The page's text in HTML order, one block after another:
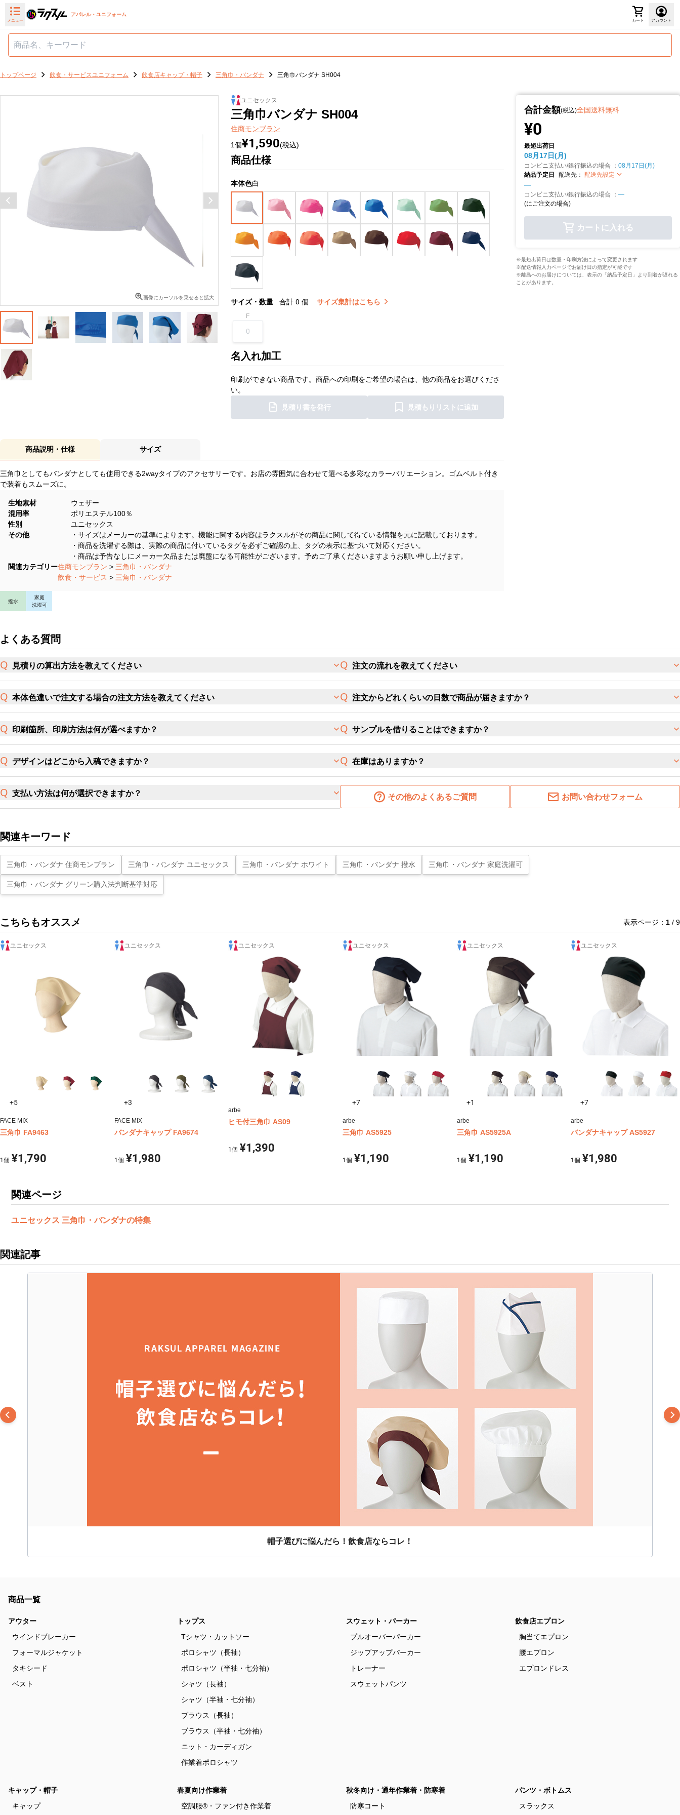
メニュー
アパレル・ユニフォーム
カート アカウント
トップページ 飲食・サービスユニフォーム 飲食店キャップ・帽子 三角巾・バンダナ 三角巾バンダナ SH004
画像にカーソルを乗せると拡大
ユニセックス
三角巾バンダナ SH004
住商モンブラン
1個¥1,590(税込)
商品仕様
本体色白
サイズ・数量 合計 0 個 サイズ集計はこちら
F
名入れ加工
印刷ができない商品です。商品への印刷をご希望の場合は、他の商品をお選びくださ
い。
見積り書を発行 見積もりリストに追加
合計金額(税込)全国送料無料
¥0
最短出荷日
08月17日(月)
コンビニ支払い/銀行振込の場合 ： 08月17日(月)
納品予定日
配送先： 配送先設定
—
コンビニ支払い/銀行振込の場合 ： —
(にご注文の場合)
カートに入れる
※最短出荷日は数量・印刷方法によって変更されます
※配送情報入力ページでお届け日の指定が可能です
※離島へのお届けについては、表示の「納品予定日」より到着が遅れる
ことがあります。
商品説明・仕様 サイズ
三角巾としてもバンダナとしても使用できる2wayタイプのアクセサリーです。お店の雰囲気に合わせて選べる多彩なカラーバリエーション。ゴムベルト付き
で装着もスムーズに。
撥水
家庭
洗濯可
生地素材
ウェザー
混用率
ポリエステル100％
性別
ユニセックス
その他
・サイズはメーカーの基準によります。機能に関する内容はラクスルがその商品に関して得ている情報を元に記載しております。
・商品を洗濯する際は、実際の商品に付いているタグを必ずご確認の上、タグの表示に基づいて対応ください。
・商品は予告なしにメーカー欠品または廃盤になる可能性がございます。予めご了承くださいますようお願い申し上げます。
関連カテゴリー住商モンブラン > 三角巾・バンダナ
飲食・サービス > 三角巾・バンダナ
よくある質問
見積りの算出方法を教えてください
本体色違いで注文する場合の注文方法を教えてください
印刷箇所、印刷方法は何が選べますか？
デザインはどこから入稿できますか？
支払い方法は何が選択できますか？
注文の流れを教えてください
注文からどれくらいの日数で商品が届きますか？
サンプルを借りることはできますか？
在庫はありますか？
その他のよくあるご質問 お問い合わせフォーム
関連キーワード
三角巾・バンダナ 住商モンブラン 三角巾・バンダナ ユニセックス 三角巾・バンダナ ホワイト 三角巾・バンダナ 撥水 三角巾・バンダナ 家庭洗濯可
三角巾・バンダナ グリーン購入法判断基準対応
こちらもオススメ 表示ページ： 1 / 9
ユニセックス
+5
FACE MIX
三角巾 FA9463
1 個 ¥1,790
ユニセックス
+3
FACE MIX
バンダナキャップ FA9674
1 個 ¥1,980
ユニセックス
arbe
ヒモ付三角巾 AS09
1個 ¥1,390
ユニセックス
+7
arbe
三角巾 AS5925
1 個 ¥1,190
ユニセックス
+1
arbe
三角巾 AS5925A
1 個 ¥1,190
ユニセックス
+7
arbe
バンダナキャップ AS5927
1個 ¥1,980
関連ページ
ユニセックス 三角巾・バンダナの特集
関連記事
帽子選びに悩んだら！飲食店ならコレ！
商品一覧
アウター
ウインドブレーカー
フォーマルジャケット
タキシード
ベスト
トップス
Tシャツ・カットソー
ポロシャツ（長袖）
ポロシャツ（半袖・七分袖）
シャツ（長袖）
シャツ（半袖・七分袖）
ブラウス（長袖）
ブラウス（半袖・七分袖）
ニット・カーディガン
作業着ポロシャツ
スウェット・パーカー
プルオーバーパーカー
ジップアップパーカー
トレーナー
スウェットパンツ
飲食店エプロン
胸当てエプロン
腰エプロン
エプロンドレス
キャップ・帽子
キャップ
春夏向け作業着
空調服®・ファン付き作業着
秋冬向け・通年作業着・防寒着
防寒コート
パンツ・ボトムス
スラックス